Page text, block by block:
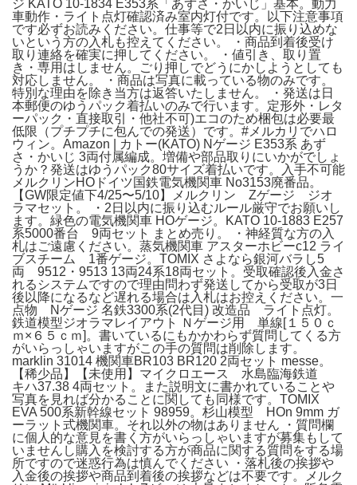
ジ KATO 10-1834 E353系「あずさ・かいじ」基本。動力
車動作・ライト点灯確認済み室内灯付です。以下注意事項
です必ずお読みください。仕事等で2日以内に振り込めな
いという方の入札も控えてください。 ・商品到着後受け
取り連絡を確実に押してください。 ・値引き、取り置
き・専用はしません。ごり押しでどうにかしようとしても
対応しません。 ・商品は写真に載っている物のみです。
特別な理由を除き当方は返答いたしません。 ・発送は日
本郵便のゆうパック着払いのみで行います。定形外・レタ
ーパック・直接取引・他社不可)エコのため梱包は必要最
低限（プチプチに包んでの発送）です。#メルカリでハロ
ウィン。Amazon | カトー(KATO) Nゲージ E353系 あず
さ・かいじ 3両付属編成。増備や部品取りにいかがでしょ
うか？発送はゆうパック80サイズ着払いです。入手不可能
メルクリンHOドイツ国鉄電気機関車 No3153廃番品。
【GW限定値下4/25〜5/10】メルクリン Zゲージ ジオ
ラマセット。 ・2日以内に振り込むルール厳守でお願いし
ます。緑色の電気機関車 HOゲージ。KATO 10-1883 E257
系5000番台 9両セット まとめ売り。 ・神経質な方の入
札はご遠慮ください。蒸気機関車 アスターホビーc12 ライ
ブスチーム 1番ゲージ。TOMIX さよなら銀河バラし5
両 9512・9513 13両24系18両セット。受取確認後入金さ
れるシステムですので理由問わず発送してから受取が3日
後以降になるなど遅れる場合は入札はお控えください。一
点物 Nゲージ 名鉄3300系(2代目) 改造品 ライト点灯。
鉄道模型ジオラマレイアウト Ｎゲージ用 単線[１５０ｃ
ｍ×６５ｃｍ]。書いているにもかかわらず質問してくる方
がいらっしゃいますがこの手の質問は削除します。
marklin 31014 機関車BR103 BR120 2両セット messe。
【稀少品】【未使用】マイクロエース 水島臨海鉄道
キハ37.38 4両セット。また説明文に書かれていることや
写真を見れば分かることに関しても同様です。TOMIX
EVA 500系新幹線セット 98959。杉山模型 HOn 9mm ガ
ーラット式機関車。それ以外の物はありません ・質問欄
に個人的な意見を書く方がいらっしゃいますが募集もして
いませんし購入を検討する方が商品に関する質問をする場
所ですので迷惑行為は慎んでください ・落札後の挨拶や
入金後の挨拶や商品到着後の挨拶などは不要です。メルク